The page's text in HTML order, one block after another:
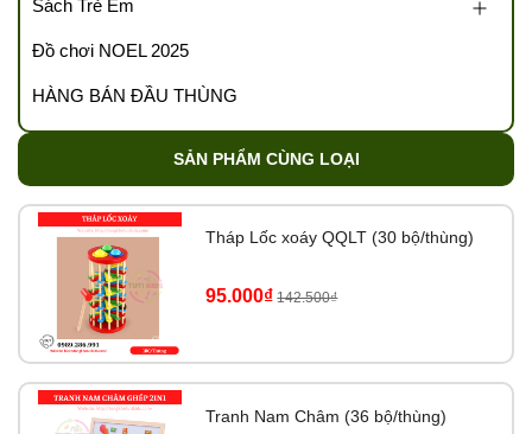
Sách Trẻ Em
Đồ chơi NOEL 2025
HÀNG BÁN ĐẦU THÙNG
SẢN PHẨM CÙNG LOẠI
Tháp Lốc xoáy QQLT (30 bộ/thùng)
95.000₫ 142.500₫
Tranh Nam Châm (36 bộ/thùng)